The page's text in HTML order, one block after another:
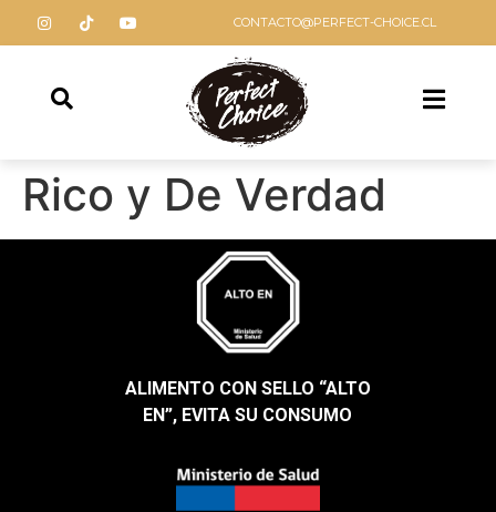
CONTACTO@PERFECT-CHOICE.CL
Rico y De Verdad
ALIMENTO CON SELLO “ALTO
EN”, EVITA SU CONSUMO​